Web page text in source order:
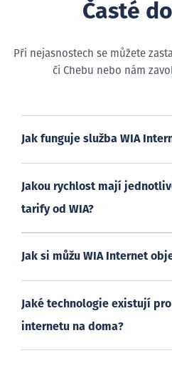
Časté
Při nejasnostech se můžete
či Chebu nebo nám
Jak funguje služba WIA
Jakou rychlost mají
tarify od WIA?
Jak si můžu WIA Internet
Jaké technologie existují
internetu na doma?